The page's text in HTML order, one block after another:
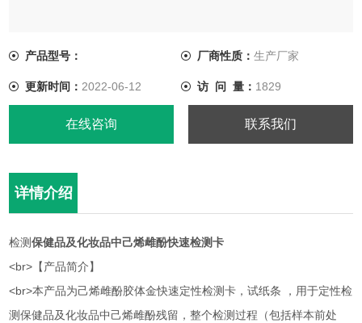
性检测保健品及化妆品中己烯雌酚残留，整个检测过程（包括样
化妆品的检测限为1ppm。
产品型号： 厂商性质： 生产厂家
更新时间： 2022-06-12 访 问 量： 1829
在线咨询 联系我们
详情介绍
检测保健品及化妆品中己烯雌酚快速检测卡
<br>【产品简介】
<br>本产品为己烯雌酚胶体金快速定性检测卡，试纸条 ，用于定性检
测保健品及化妆品中己烯雌酚残留，整个检测过程（包括样本前处